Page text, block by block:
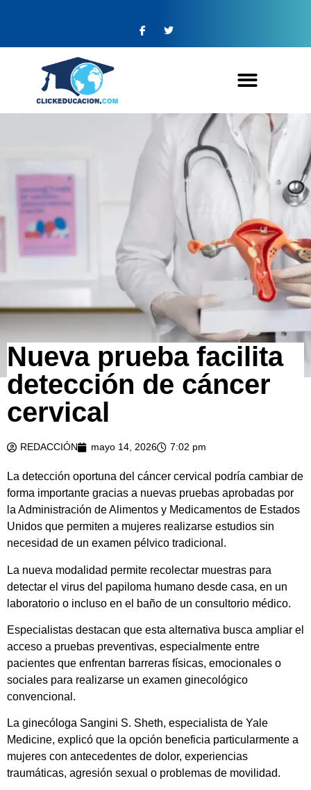
Nueva prueba facilita
detección de cáncer
cervical
REDACCIÓN mayo 14, 2026 7:02 pm
La detección oportuna del cáncer cervical podría cambiar de
forma importante gracias a nuevas pruebas aprobadas por
la Administración de Alimentos y Medicamentos de Estados
Unidos que permiten a mujeres realizarse estudios sin
necesidad de un examen pélvico tradicional.
La nueva modalidad permite recolectar muestras para
detectar el virus del papiloma humano desde casa, en un
laboratorio o incluso en el baño de un consultorio médico.
Especialistas destacan que esta alternativa busca ampliar el
acceso a pruebas preventivas, especialmente entre
pacientes que enfrentan barreras físicas, emocionales o
sociales para realizarse un examen ginecológico
convencional.
La ginecóloga Sangini S. Sheth, especialista de Yale
Medicine, explicó que la opción beneficia particularmente a
mujeres con antecedentes de dolor, experiencias
traumáticas, agresión sexual o problemas de movilidad.